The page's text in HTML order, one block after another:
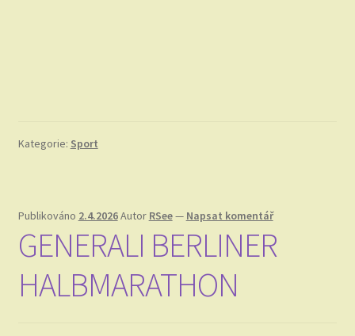
Kategorie: Sport
Publikováno 2.4.2026Autor RSee— Napsat komentář
GENERALI BERLINER
HALBMARATHON